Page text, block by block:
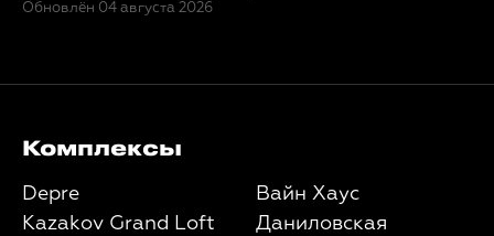
Обновлён 04 августа 2026
Комплексы
Depre
Kazakov Grand Loft
Вайн Хаус
Даниловская